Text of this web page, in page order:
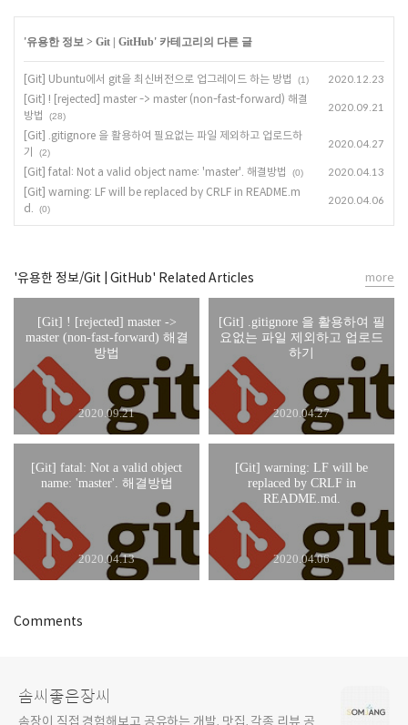
'유용한 정보 > Git | GitHub' 카테고리의 다른 글
[Git] Ubuntu에서 git을 최신버전으로 업그레이드 하는 방법 (1) 2020.12.23
[Git] ! [rejected] master -> master (non-fast-forward) 해결
방법
(28)
2020.09.21
[Git] .gitignore 을 활용하여 필요없는 파일 제외하고 업로드하
기
(2)
2020.04.27
[Git] fatal: Not a valid object name: 'master'. 해결방법 (0) 2020.04.13
[Git] warning: LF will be replaced by CRLF in README.m
d.
(0)
2020.04.06
'유용한 정보/Git | GitHub' Related Articles
[Git] ! [rejected] master ->
master (non-fast-forward) 해결
방법
2020.09.21
[Git] .gitignore 을 활용하여 필
요없는 파일 제외하고 업로드
하기
2020.04.27
[Git] fatal: Not a valid object
name: 'master'. 해결방법
2020.04.13
[Git] warning: LF will be
replaced by CRLF in
README.md.
2020.04.06
more
Comments
솜씨좋은장씨
솜장이 직접 경험해보고 공유하는 개발, 맛집, 각종 리뷰 공